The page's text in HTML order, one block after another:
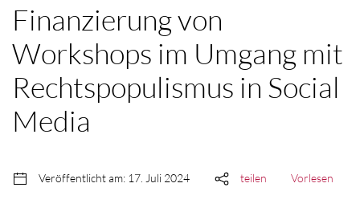
Finanzierung von
Workshops im Umgang mit
Rechtspopulismus in Social
Media
Veröffentlicht am: 17. Juli 2024 teilen Vorlesen